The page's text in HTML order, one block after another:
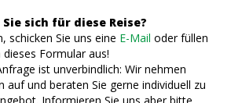
sich für diese Reise?
schicken Sie uns eine E-Mail oder füllen
Formular aus!
ist unverbindlich: Wir nehmen
auf und beraten Sie gerne individuell zu